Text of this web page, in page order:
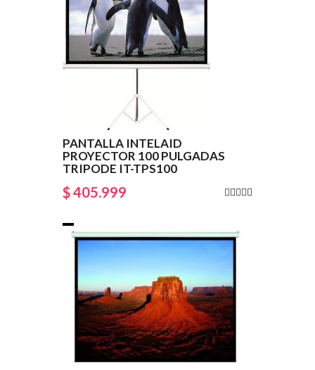
PANTALLA INTELAID
PROYECTOR 100 PULGADAS
TRIPODE IT-TPS100
$ 405.999